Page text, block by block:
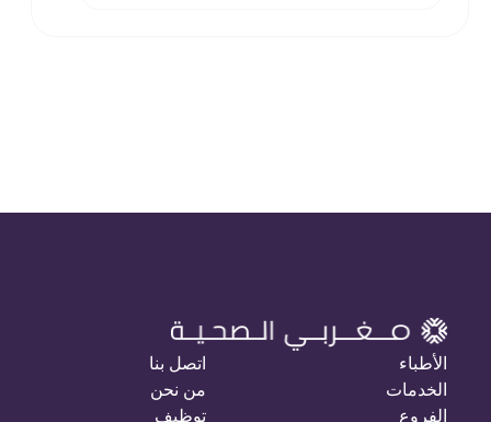
الأطباء
الخدمات
الفروع
اتصل بنا
من نحن
توظيف